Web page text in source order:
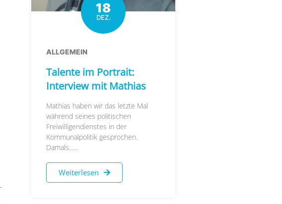
18
DEZ.
ALLGEMEIN
Talente im Portrait:
Interview mit Mathias
Mathias haben wir das letzte Mal
während seines politischen
Freiwilligendienstes in der
Kommunalpolitik gesprochen.
Damals......
Weiterlesen